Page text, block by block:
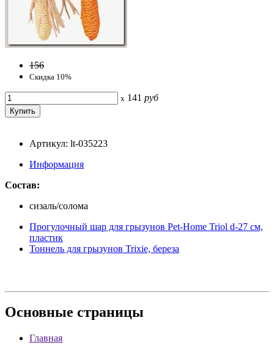
156
Скидка 10%
x 141 руб
Артикул: lt-035223
Информация
Состав:
сизаль/солома
Прогулочный шар для грызунов Pet-Home Triol d-27 см,
пластик
Тоннель для грызунов Trixie, береза
Основные страницы
Главная